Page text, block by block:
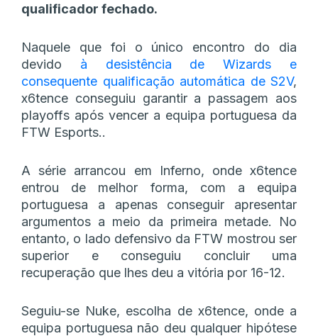
qualificador fechado.
Naquele que foi o único encontro do dia
devido à desistência de Wizards e
consequente qualificação automática de S2V,
x6tence conseguiu garantir a passagem aos
playoffs após vencer a equipa portuguesa da
FTW Esports..
A série arrancou em Inferno, onde x6tence
entrou de melhor forma, com a equipa
portuguesa a apenas conseguir apresentar
argumentos a meio da primeira metade. No
entanto, o lado defensivo da FTW mostrou ser
superior e conseguiu concluir uma
recuperação que lhes deu a vitória por 16-12.
Seguiu-se Nuke, escolha de x6tence, onde a
equipa portuguesa não deu qualquer hipótese